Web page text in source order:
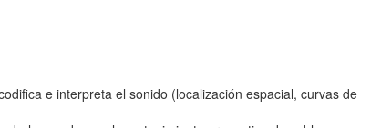
e interpreta el sonido (localización espacial, curvas de